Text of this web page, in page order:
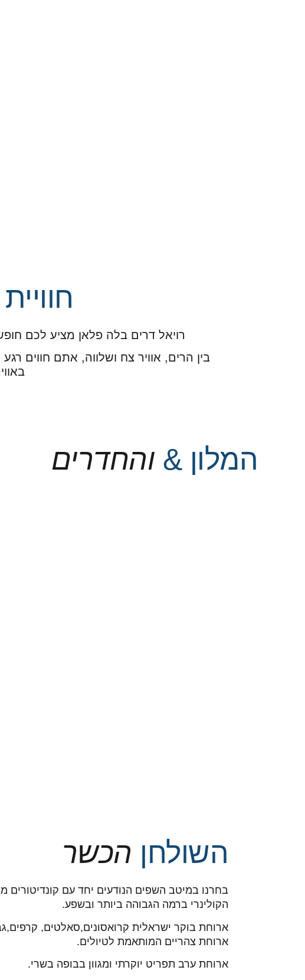
רויאל דרים בלה פלאן מציע לכם
בין הרים, אוויר צח ושלווה, אתם חווים
המלון & והחדרים
השולחן הכשר
בחרנו במיטב השפים הנודעים יחד עם קונדיטורים
הקולינרי ברמה הגבוהה ביותר ובשפע.
ארוחת בוקר ישראלית קרואסונים,סאלטים,
ארוחת צהריים המותאמת לטיולים.
ארוחת ערב תפריט יוקרתי ומגוון בבופה בשרי.